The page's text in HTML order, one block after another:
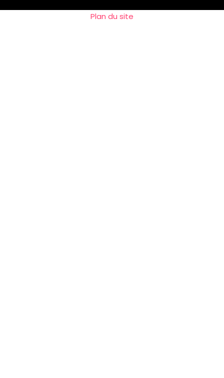
Plan du site